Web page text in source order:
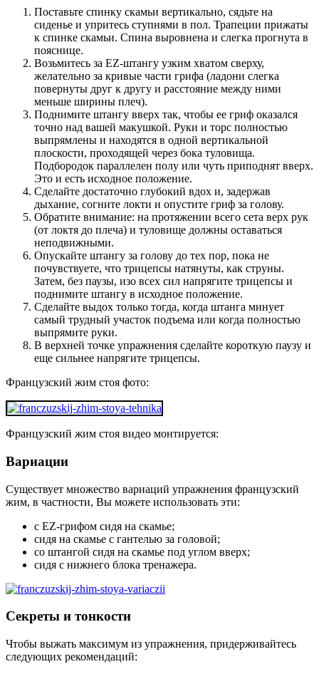
Поставьте спинку скамьи вертикально, сядьте на
сиденье и упритесь ступнями в пол. Трапеции прижаты
к спинке скамьи. Спина выровнена и слегка прогнута в
пояснице.
Возьмитесь за EZ-штангу узким хватом сверху,
желательно за кривые части грифа (ладони слегка
повернуты друг к другу и расстояние между ними
меньше ширины плеч).
Поднимите штангу вверх так, чтобы ее гриф оказался
точно над вашей макушкой. Руки и торс полностью
выпрямлены и находятся в одной вертикальной
плоскости, проходящей через бока туловища.
Подбородок параллелен полу или чуть приподнят вверх.
Это и есть исходное положение.
Сделайте достаточно глубокий вдох и, задержав
дыхание, согните локти и опустите гриф за голову.
Обратите внимание: на протяжении всего сета верх рук
(от локтя до плеча) и туловище должны оставаться
неподвижными.
Опускайте штангу за голову до тех пор, пока не
почувствуете, что трицепсы натянуты, как струны.
Затем, без паузы, изо всех сил напрягите трицепсы и
поднимите штангу в исходное положение.
Сделайте выдох только тогда, когда штанга минует
самый трудный участок подъема или когда полностью
выпрямите руки.
В верхней точке упражнения сделайте короткую паузу и
еще сильнее напрягите трицепсы.
Французский жим стоя фото:
Французский жим стоя видео монтируется:
Вариации
Существует множество вариаций упражнения французский
жим, в частности, Вы можете использовать эти:
с EZ-грифом сидя на скамье;
сидя на скамье с гантелью за головой;
со штангой сидя на скамье под углом вверх;
сидя с нижнего блока тренажера.
Секреты и тонкости
Чтобы выжать максимум из упражнения, придерживайтесь
следующих рекомендаций: